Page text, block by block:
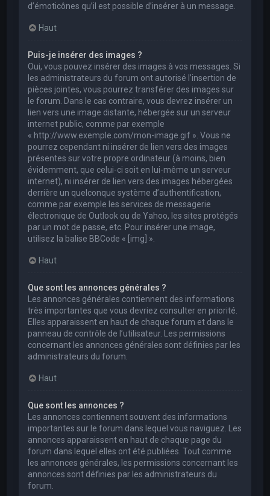
d’émoticônes qu’il est possible d’insérer à un message.
Haut
Puis-je insérer des images ?
Oui, vous pouvez insérer des images à vos messages. Si
les administrateurs du forum ont autorisé l’insertion de
pièces jointes, vous pourrez transférer des images sur
le forum. Dans le cas contraire, vous devrez insérer un
lien vers une image distante, hébergée sur un serveur
internet public, comme par exemple
« http://www.exemple.com/mon-image.gif ». Vous ne
pourrez cependant ni insérer de lien vers des images
présentes sur votre propre ordinateur (à moins, bien
évidemment, que celui-ci soit en lui-même un serveur
internet), ni insérer de lien vers des images hébergées
derrière un quelconque système d’authentification,
comme par exemple les services de messagerie
électronique de Outlook ou de Yahoo, les sites protégés
par un mot de passe, etc. Pour insérer une image,
utilisez la balise BBCode « [img] ».
Haut
Que sont les annonces générales ?
Les annonces générales contiennent des informations
très importantes que vous devriez consulter en priorité.
Elles apparaissent en haut de chaque forum et dans le
panneau de contrôle de l’utilisateur. Les permissions
concernant les annonces générales sont définies par les
administrateurs du forum.
Haut
Que sont les annonces ?
Les annonces contiennent souvent des informations
importantes sur le forum dans lequel vous naviguez. Les
annonces apparaissent en haut de chaque page du
forum dans lequel elles ont été publiées. Tout comme
les annonces générales, les permissions concernant les
annonces sont définies par les administrateurs du
forum.